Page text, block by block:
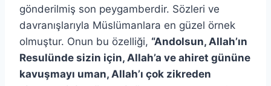
gönderilmiş son peygamberdir. Sözleri ve
davranışlarıyla Müslümanlara en güzel örnek
olmuştur. Onun bu özelliği, “Andolsun, Allah’ın
Resulünde sizin için, Allah’a ve ahiret gününe
kavuşmayı uman, Allah’ı çok zikreden